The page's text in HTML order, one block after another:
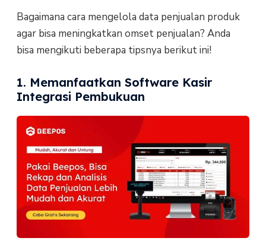
Bagaimana cara mengelola data penjualan produk
agar bisa meningkatkan omset penjualan? Anda
bisa mengikuti beberapa tipsnya berikut ini!
1. Memanfaatkan Software Kasir
Integrasi Pembukuan